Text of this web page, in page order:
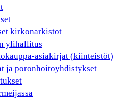
kirkonarkistot
ylihallitus
asiakirjat (kiinteistöt)
ja poronhoitoyhdistykset